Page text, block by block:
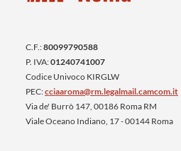
C.F.:80099790588
P. IVA:01240741007
Codice Univoco KIRGLW
PEC:cciaaroma@rm.legalmail.camcom.it
Via de' Burrò 147, 00186 Roma RM
Viale Oceano Indiano, 17 - 00144 Roma